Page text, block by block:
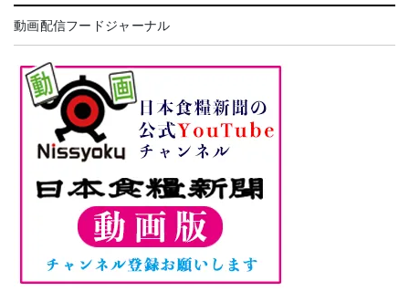
動画配信フードジャーナル